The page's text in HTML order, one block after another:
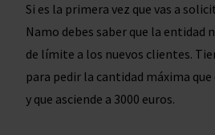
Si es la primera vez que vas a
Namo debes saber que la entidad
de límite a los nuevos clientes.
para pedir la cantidad máxima
y que asciende a 3000 euros.